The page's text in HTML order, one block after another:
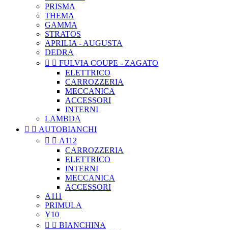
PRISMA
THEMA
GAMMA
STRATOS
APRILIA - AUGUSTA
DEDRA
  FULVIA COUPE - ZAGATO
ELETTRICO
CARROZZERIA
MECCANICA
ACCESSORI
INTERNI
LAMBDA
  AUTOBIANCHI
  A112
CARROZZERIA
ELETTRICO
INTERNI
MECCANICA
ACCESSORI
A111
PRIMULA
Y10
  BIANCHINA